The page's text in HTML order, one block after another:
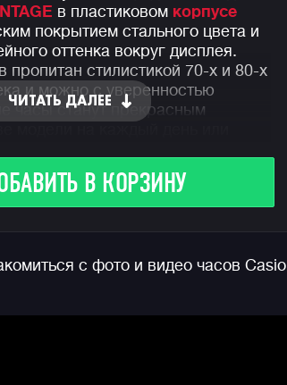
в пластиковом корпусе
покрытием стального цвета и
оттенка вокруг дисплея.
пропитан стилистикой 70-х и 80-х
и можно с уверенностью
часы станут прекрасным
и сможет гармонично
иной образ.
прямиком к восьмидесятым
и несмотря на свою ценовую
ЧИТАТЬ ДАЛЕЕ
В КОРЗИНУ
с фото и видео часов Casio